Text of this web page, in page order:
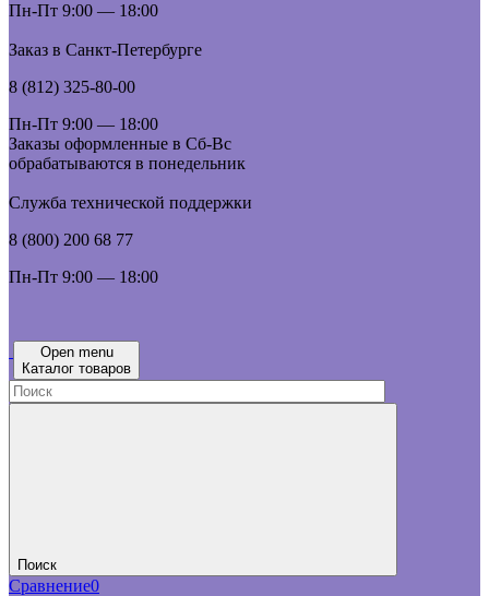
Пн-Пт 9:00 — 18:00
Заказ в Санкт-Петербурге
8 (812) 325-80-00
Пн-Пт 9:00 — 18:00
Заказы оформленные в Сб-Вс
обрабатываются в понедельник
Служба технической поддержки
8 (800) 200 68 77
Пн-Пт 9:00 — 18:00
Open menu
Каталог товаров
Поиск
Сравнение0